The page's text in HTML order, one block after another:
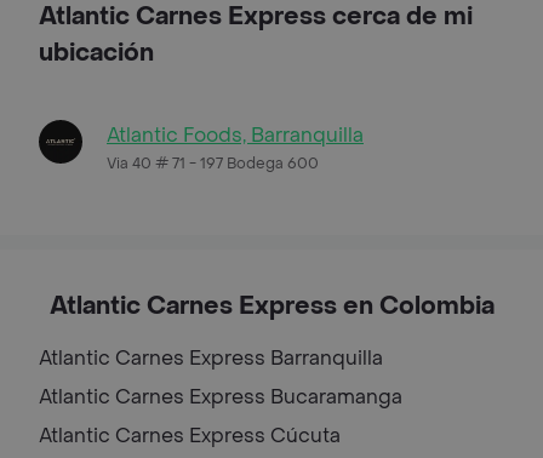
Atlantic Carnes Express cerca de mi
ubicación
Atlantic Foods, Barranquilla
Via 40 # 71 - 197 Bodega 600
Atlantic Carnes Express en Colombia
Atlantic Carnes Express Barranquilla
Atlantic Carnes Express Bucaramanga
Atlantic Carnes Express Cúcuta